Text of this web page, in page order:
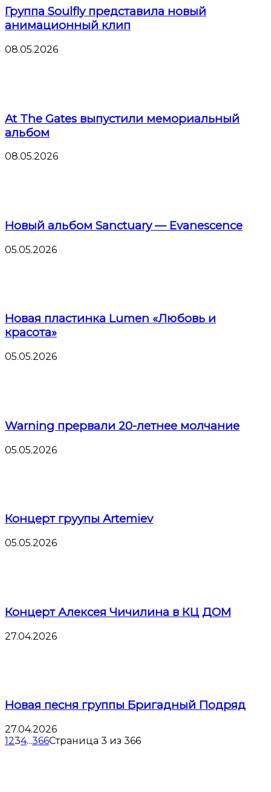
Группа Soulfly представила новый
анимационный клип
08.05.2026
At The Gates выпустили мемориальный
альбом
08.05.2026
Новый альбом Sanctuary — Evanescence
05.05.2026
Новая пластинка Lumen «Любовь и
красота»
05.05.2026
Warning прервали 20-летнее молчание
05.05.2026
Концерт груупы Artemiev
05.05.2026
Концерт Алексея Чичилина в КЦ ДОМ
27.04.2026
Новая песня группы Бригадный Подряд
27.04.2026
1234...366Страница 3 из 366